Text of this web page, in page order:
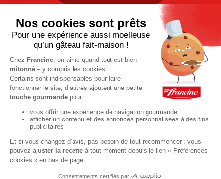
Pour votre santé, pratiquez une activité physique régulière. Plus
d’infos surwww.mangerbouger.fr